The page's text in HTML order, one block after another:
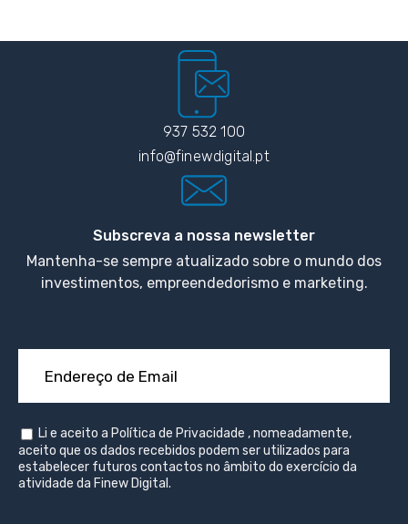
937 532 100
info@finewdigital.pt
Subscreva a nossa newsletter
Mantenha-se sempre atualizado sobre o mundo dos
investimentos, empreendedorismo e marketing.
Li e aceito a Política de Privacidade , nomeadamente,
aceito que os dados recebidos podem ser utilizados para
estabelecer futuros contactos no âmbito do exercício da
atividade da Finew Digital.